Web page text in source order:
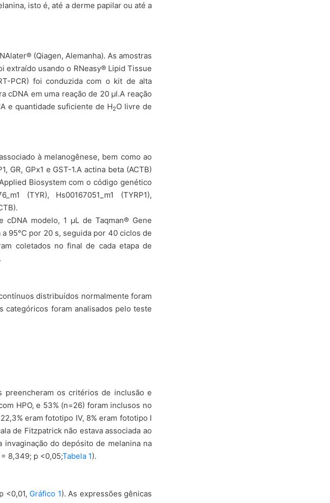
isto é, até a derme papilar ou até a
(Qiagen, Alemanha). As amostras
extraído usando o RNeasy® Lipid Tissue
PCR) foi conduzida com o kit de alta
cDNA em uma reação de 20 µl.A reação
e quantidade suficiente de H2O livre de
à melanogênese, bem como ao
GR, GPx1 e GST-1.A actina beta (ACTB)
Biosystem com o código genético
(TYR), Hs00167051_m1 (TYRP1),
modelo, 1 µL de Taqman® Gene
95°C por 20 s, seguida por 40 ciclos de
coletados no final de cada etapa de
.
distribuídos normalmente foram
categóricos foram analisados pelo teste
preencheram os critérios de inclusão e
HPO, e 53% (n=26) foram inclusos no
eram fototipo IV, 8% eram fototipo I
de Fitzpatrick não estava associada ao
do depósito de melanina na
= 8,349; p <0,05;Tabela 1).
<0,01, Gráfico 1). As expressões gênicas